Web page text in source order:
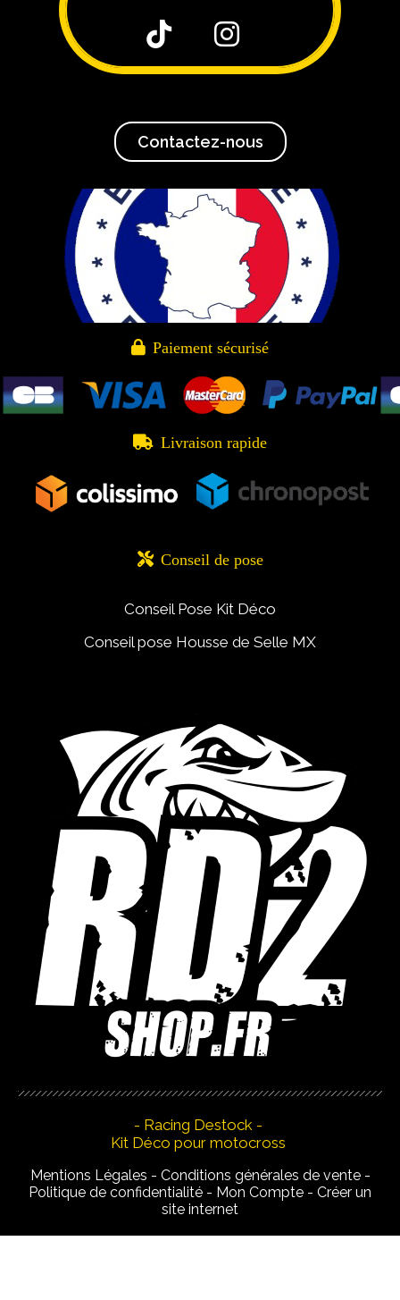
 
Contactez-nous
 Paiement sécurisé
 Livraison rapide
 Conseil de pose
Conseil Pose Kit Déco
Conseil pose Housse de Selle MX
- Racing Destock -
Kit Déco pour motocross
Mentions Légales
Conditions générales de vente
Politique de confidentialité
Mon Compte
Créer un
site internet